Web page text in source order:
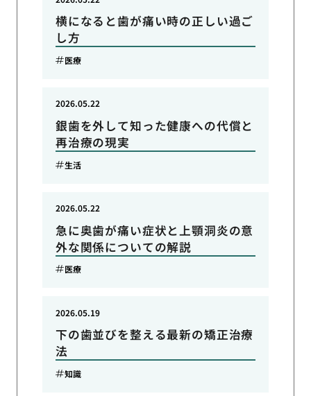
横になると歯が痛い時の正しい過ご
し方
医療
銀歯を外して知った健康への代償と
再治療の現実
2026.05.22
生活
急に奥歯が痛い症状と上顎洞炎の意
外な関係についての解説
2026.05.22
医療
下の歯並びを整える最新の矯正治療
法
2026.05.19
知識